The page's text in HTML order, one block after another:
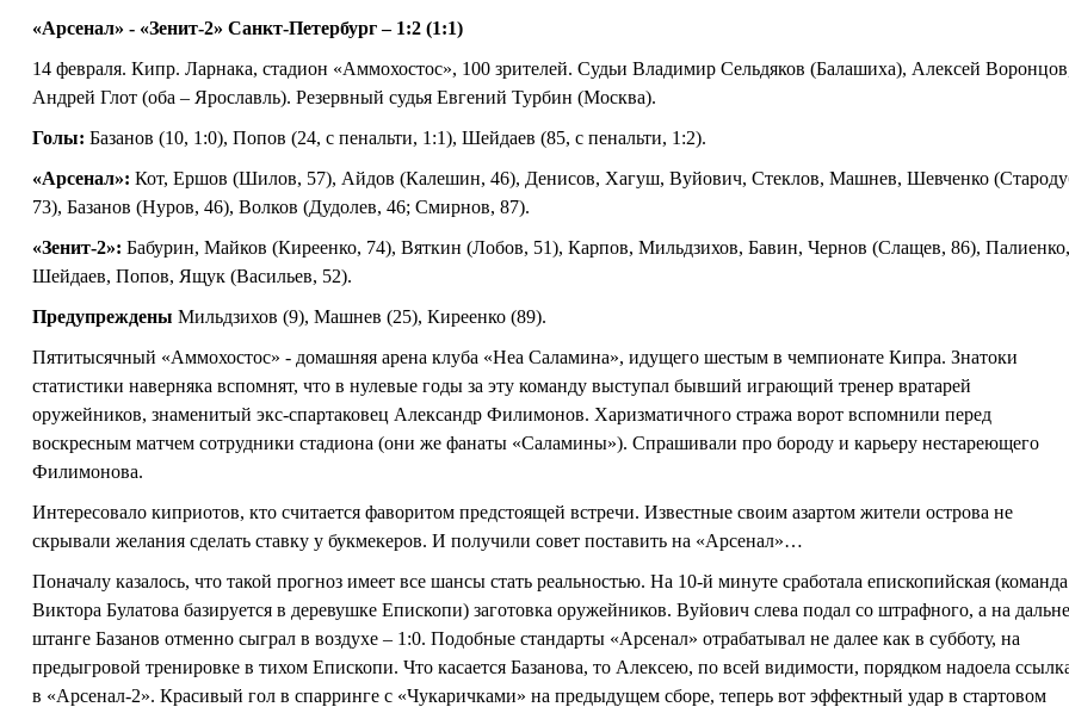
«Арсенал» - «Зенит-2» Санкт-Петербург – 1:2 (1:1)
14 февраля. Кипр. Ларнака, стадион «Аммохостос», 100 зрителей. Судьи Владимир Сельдяков (Балашиха), Алексей
Андрей Глот (оба – Ярославль). Резервный судья Евгений Турбин (Москва).
Голы: Базанов (10, 1:0), Попов (24, с пенальти, 1:1), Шейдаев (85, с пенальти, 1:2).
«Арсенал»: Кот, Ершов (Шилов, 57), Айдов (Калешин, 46), Денисов, Хагуш, Вуйович, Стеклов, Машнев, Шевченко
73), Базанов (Нуров, 46), Волков (Дудолев, 46; Смирнов, 87).
«Зенит-2»: Бабурин, Майков (Киреенко, 74), Вяткин (Лобов, 51), Карпов, Мильдзихов, Бавин, Чернов (Слащев, 86), Палиенко,
Шейдаев, Попов, Ящук (Васильев, 52).
Предупреждены Мильдзихов (9), Машнев (25), Киреенко (89).
Пятитысячный «Аммохостос» - домашняя арена клуба «Неа Саламина», идущего шестым в чемпионате Кипра. Знатоки
статистики наверняка вспомнят, что в нулевые годы за эту команду выступал бывший играющий тренер вратарей
оружейников, знаменитый экс-спартаковец Александр Филимонов. Харизматичного стража ворот вспомнили перед
воскресным матчем сотрудники стадиона (они же фанаты «Саламины»). Спрашивали про бороду и карьеру нестареющего
Филимонова.
Интересовало киприотов, кто считается фаворитом предстоящей встречи. Известные своим азартом жители острова не
скрывали желания сделать ставку у букмекеров. И получили совет поставить на «Арсенал»…
Поначалу казалось, что такой прогноз имеет все шансы стать реальностью. На 10-й минуте сработала епископийская (команда
Виктора Булатова базируется в деревушке Епископи) заготовка оружейников. Вуйович слева подал со штрафного, а на
штанге Базанов отменно сыграл в воздухе – 1:0. Подобные стандарты «Арсенал» отрабатывал не далее как в субботу, на
предыгровой тренировке в тихом Епископи. Что касается Базанова, то Алексею, по всей видимости, порядком надоела
в «Арсенал-2». Красивый гол в спарринге с «Чукаричками» на предыдущем сборе, теперь вот эффектный удар в стартовом